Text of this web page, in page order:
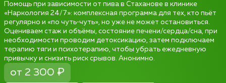
Помощь при зависимости от пива в Стаханове в клинике
«Наркология 24/7»: комплексная программа для тех, кто пьёт
регулярно и «по чуть‑чуть», но уже не может остановиться.
Оцениваем стаж и объёмы, состояние печени/сердца/сна, при
необходимости проводим детоксикацию, затем подключаем
терапию тяги и психотерапию, чтобы убрать ежедневную
привычку и снизить риск срывов. Анонимно.
от 2 300 ₽